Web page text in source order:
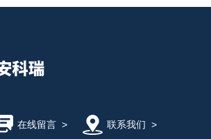
在线留言> 联系我们 >